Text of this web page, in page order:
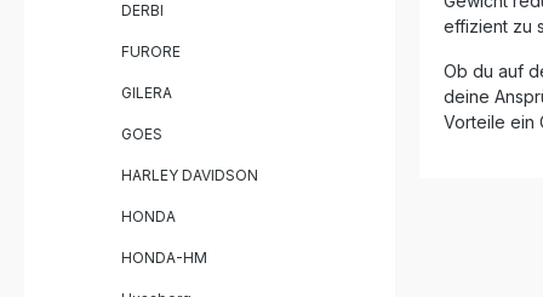
DERBI
FURORE
GILERA
GOES
HARLEY DAVIDSON
HONDA
HONDA-HM
und
Slip-On
Sound
effizient zu
Ob du auf
deine
Vorteile ein